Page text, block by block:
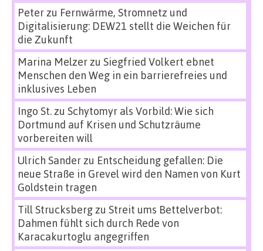
Peterzu Fernwärme, Stromnetz und
Digitalisierung: DEW21 stellt die Weichen für
die Zukunft
Marina Melzerzu Siegfried Volkert ebnet
Menschen den Weg in ein barrierefreies und
inklusives Leben
Ingo St.zu Schytomyr als Vorbild: Wie sich
Dortmund auf Krisen und Schutzräume
vorbereiten will
Ulrich Sanderzu Entscheidung gefallen: Die
neue Straße in Grevel wird den Namen von Kurt
Goldstein tragen
Till Strucksbergzu Streit ums Bettelverbot:
Dahmen fühlt sich durch Rede von
Karacakurtoglu angegriffen